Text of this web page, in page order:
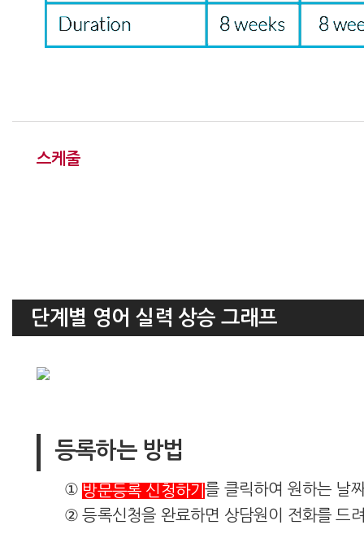
스케줄
단계별 영어 실력 상승 그래프
등록하는 방법
① 방문등록 신청하기를 클릭하여 원하는 날
② 등록신청을 완료하면 상담원이 전화를 드